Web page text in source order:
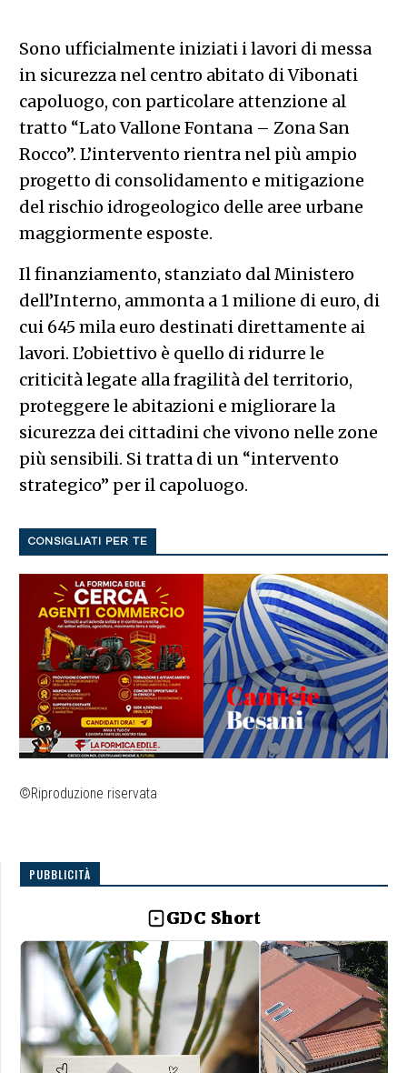
Sono ufficialmente iniziati i lavori di messa
in sicurezza nel centro abitato di Vibonati
capoluogo, con particolare attenzione al
tratto “Lato Vallone Fontana – Zona San
Rocco”. L’intervento rientra nel più ampio
progetto di consolidamento e mitigazione
del rischio idrogeologico delle aree urbane
maggiormente esposte.
Il finanziamento, stanziato dal Ministero
dell’Interno, ammonta a 1 milione di euro, di
cui 645 mila euro destinati direttamente ai
lavori. L’obiettivo è quello di ridurre le
criticità legate alla fragilità del territorio,
proteggere le abitazioni e migliorare la
sicurezza dei cittadini che vivono nelle zone
più sensibili. Si tratta di un “intervento
strategico” per il capoluogo.
CONSIGLIATI PER TE
©Riproduzione riservata
PUBBLICITÀ
GDC Short